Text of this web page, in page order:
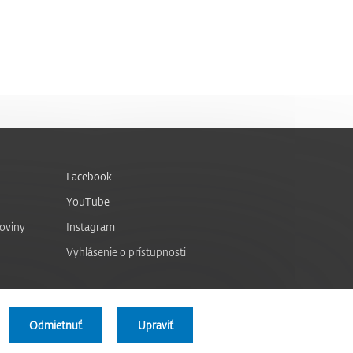
Odmietnuť Upraviť
Facebook
YouTube
Instagram
Vyhlásenie o prístupnosti